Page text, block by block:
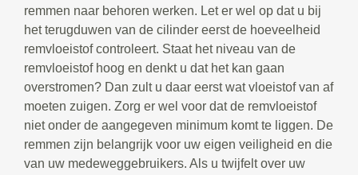
remmen naar behoren werken. Let er wel op dat u bij
het terugduwen van de cilinder eerst de hoeveelheid
remvloeistof controleert. Staat het niveau van de
remvloeistof hoog en denkt u dat het kan gaan
overstromen? Dan zult u daar eerst wat vloeistof van af
moeten zuigen. Zorg er wel voor dat de remvloeistof
niet onder de aangegeven minimum komt te liggen. De
remmen zijn belangrijk voor uw eigen veiligheid en die
van uw medeweggebruikers. Als u twijfelt over uw